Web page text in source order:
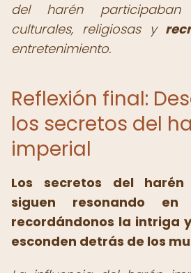
del harén participaban
culturales, religiosas y
entretenimiento.
Reflexión final:
los secretos del
imperial
Los secretos del
siguen resonando
recordándonos la intriga
esconden detrás de los